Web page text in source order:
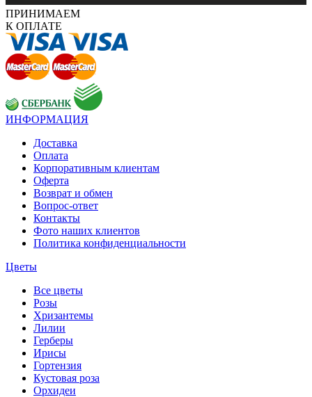
ПРИНИМАЕМ
К ОПЛАТЕ
ИНФОРМАЦИЯ
Доставка
Оплата
Корпоративным клиентам
Оферта
Возврат и обмен
Вопрос-ответ
Контакты
Фото наших клиентов
Политика конфиденциальности
Цветы
Все цветы
Розы
Хризантемы
Лилии
Герберы
Ирисы
Гортензия
Кустовая роза
Орхидеи